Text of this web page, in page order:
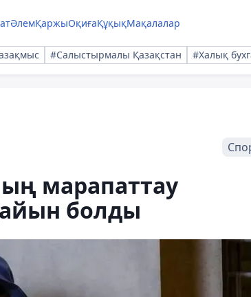
ӘлемҚаржыОқиғаҚұқықМақалалар
#Салыстырмалы Қазақстан #Халық
марапаттау
болды